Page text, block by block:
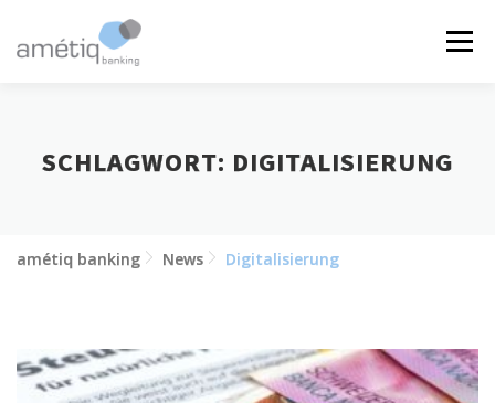
springen
Menü
SCHLAGWORT: DIGITALISIERUNG
amétiq banking News Digitalisierung